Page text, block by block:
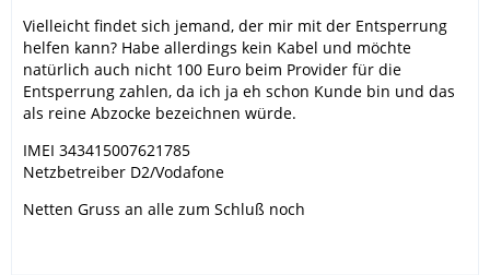
Vielleicht findet sich jemand, der mir mit der Entsperrung
helfen kann? Habe allerdings kein Kabel und möchte
natürlich auch nicht 100 Euro beim Provider für die
Entsperrung zahlen, da ich ja eh schon Kunde bin und das
als reine Abzocke bezeichnen würde.
IMEI 343415007621785
Netzbetreiber D2/Vodafone
Netten Gruss an alle zum Schluß noch